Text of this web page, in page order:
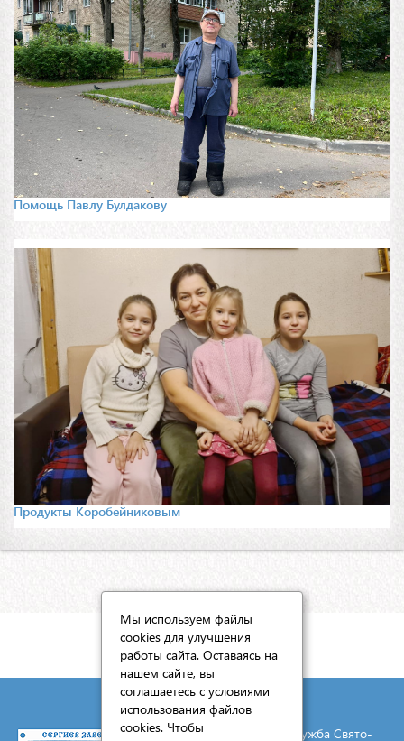
Помощь Павлу Булдакову
Продукты Коробейниковым
КАРТА САЙТА
© 2026 Социальная служба Свято-
Мы используем файлы
cookies для улучшения
работы сайта. Оставаясь на
нашем сайте, вы
соглашаетесь с условиями
использования файлов
cookies. Чтобы